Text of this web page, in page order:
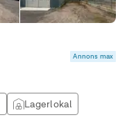
Annons max
Lagerlokal